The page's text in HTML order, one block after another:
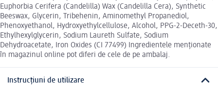
Euphorbia Cerifera (Candelilla) Wax (Candelilla Cera), Synthetic
Beeswax, Glycerin, Tribehenin, Aminomethyl Propanediol,
Phenoxyethanol, Hydroxyethylcellulose, Alcohol, PPG-2-Deceth-30,
Ethylhexylglycerin, Sodium Laureth Sulfate, Sodium
Dehydroacetate, Iron Oxides (CI 77499) Ingredientele menționate
în magazinul online pot diferi de cele de pe ambalaj.
Instrucțiuni de utilizare